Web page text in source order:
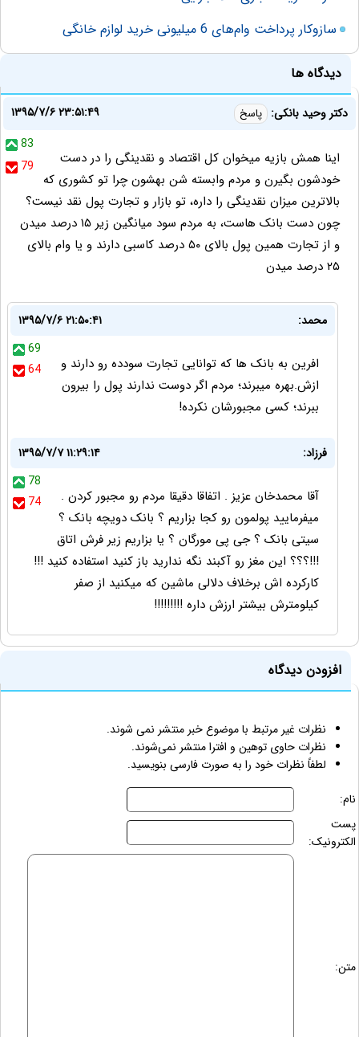
سازوکار پرداخت وام‌های 6 میلیونی خرید لوازم خانگی
دیدگاه ها
دکتر وحید بانکی: پاسخ
۱۳۹۵/۷/۶ ۲۳:۵۱:۴۹
83
79
اینا همش بازیه میخوان کل اقتصاد و نقدینگی را در دست
خودشون بگیرن و مردم وابسته شن بهشون چرا تو کشوری که
بالاترین میزان نقدینگی را داره، تو بازار و تجارت پول نقد نیست؟
چون دست بانک هاست، به مردم سود میانگین زیر ۱۵ درصد میدن
و از تجارت همین پول بالای ۵۰ درصد کاسبی دارند و یا وام بالای
۲۵ درصد میدن
محمد:
۱۳۹۵/۷/۶ ۲۱:۵۰:۴۱
69
64
افرین به بانک ها که توانایی تجارت سودده رو دارند و
ازش.بهره میبرند؛ مردم اگر دوست ندارند پول را بیرون
ببرند؛ کسی مجبورشان نکرده!
فرزاد:
۱۳۹۵/۷/۷ ۱۱:۲۹:۱۴
78
74
آقا محمدخان عزیز . اتفاقا دقیقا مردم رو مجبور کردن .
میفرمایید پولمون رو کجا بزاریم ؟ بانک دویچه بانک ؟
سیتی بانک ؟ جی پی مورگان ؟ یا بزاریم زیر فرش اتاق
!!!؟؟؟ این مغز رو آکبند نگه ندارید باز کنید استفاده کنید !!!
کارکرده اش برخلاف دلالی ماشین که میکنید از صفر
کیلومترش بیشتر ارزش داره !!!!!!!!!
افزودن دیدگاه
نظرات غیر مرتبط با موضوع خبر منتشر نمی شوند.
نظرات حاوی توهین و افترا منتشر نمی‌شوند.
لطفاً نظرات خود را به صورت فارسی بنویسید.
نام:
پست
الکترونیک:
متن: